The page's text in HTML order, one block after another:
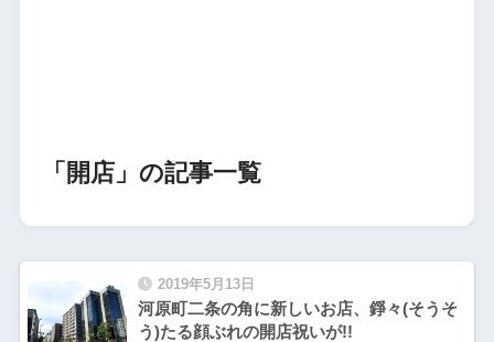
「開店」の記事一覧
2019年5月13日
河原町二条の角に新しいお店、錚々(そうそ
う)たる顔ぶれの開店祝いが!!